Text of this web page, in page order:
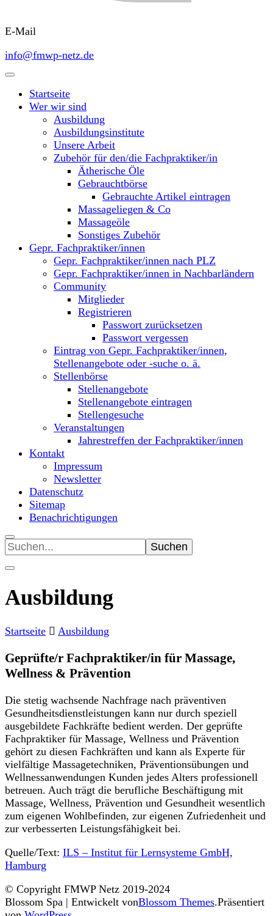
E-Mail
info@fmwp-netz.de
Startseite
Wer wir sind
Ausbildung
Ausbildungsinstitute
Unsere Arbeit
Zubehör für den/die Fachpraktiker/in
Ätherische Öle
Gebrauchtbörse
Gebrauchte Artikel eintragen
Massageliegen & Co
Massageöle
Sonstiges Zubehör
Gepr. Fachpraktiker/innen
Gepr. Fachpraktiker/innen nach PLZ
Gepr. Fachpraktiker/innen in Nachbarländern
Community
Mitglieder
Registrieren
Passwort zurücksetzen
Passwort vergessen
Eintrag von Gepr. Fachpraktiker/innen,
Stellenangebote oder -suche o. ä.
Stellenbörse
Stellenangebote
Stellenangebote eintragen
Stellengesuche
Veranstaltungen
Jahrestreffen der Fachpraktiker/innen
Kontakt
Impressum
Newsletter
Datenschutz
Sitemap
Benachrichtigungen
Suchen
nach:
Ausbildung
Startseite Ausbildung
Geprüfte/r Fachpraktiker/in für Massage,
Wellness & Prävention
Die stetig wachsende Nachfrage nach präventiven
Gesundheitsdienstleistungen kann nur durch speziell
ausgebildete Fachkräfte bedient werden. Der geprüfte
Fachpraktiker für Massage, Wellness und Prävention
gehört zu diesen Fachkräften und kann als Experte für
vielfältige Massagetechniken, Präventionsübungen und
Wellnessanwendungen Kunden jedes Alters professionell
betreuen. Auch trägt die berufliche Beschäftigung mit
Massage, Wellness, Prävention und Gesundheit wesentlich
zum eigenen Wohlbefinden, zur eigenen Zufriedenheit und
zur verbesserten Leistungsfähigkeit bei.
Quelle/Text: ILS – Institut für Lernsysteme GmbH,
Hamburg
© Copyright FMWP Netz 2019-2024
Blossom Spa | Entwickelt vonBlossom Themes.Präsentiert